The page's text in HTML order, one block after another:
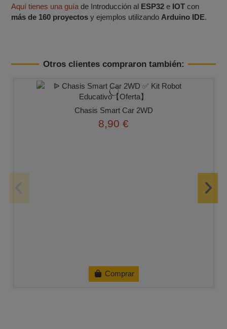
Aquí tienes una guía de Introducción al ESP32 e IOT con
más de 160 proyectos y ejemplos utilizando Arduino IDE.
Otros clientes compraron también:
Chasis Smart Car 2WD
8,90 €
Comprar